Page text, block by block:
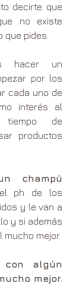
decirte que
no existe
que pides.
hacer un
por los
cada uno de
interés al
de
productos
champú
el ph de los
y le van a
y si además
mejor.
con algún
mejor.